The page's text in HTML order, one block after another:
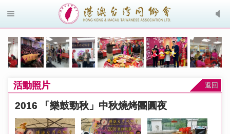
活動照片 返回
2016 「樂鼓勁秋」中秋燒烤團圓夜